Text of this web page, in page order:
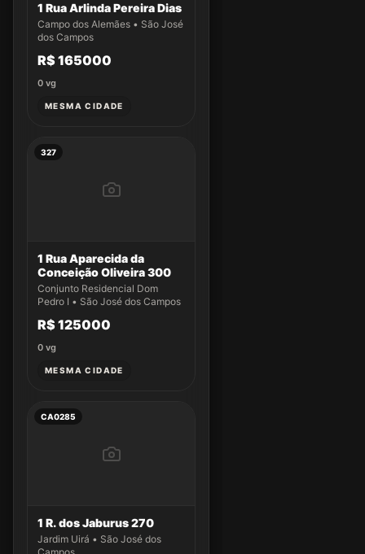
1 Rua Arlinda Pereira Dias
Campo dos Alemães • São José
dos Campos
R$ 165000
0 vg
MESMA CIDADE
327
1 Rua Aparecida da
Conceição Oliveira 300
Conjunto Residencial Dom
Pedro I • São José dos Campos
R$ 125000
0 vg
MESMA CIDADE
CA0285
1 R. dos Jaburus 270
Jardim Uirá • São José dos